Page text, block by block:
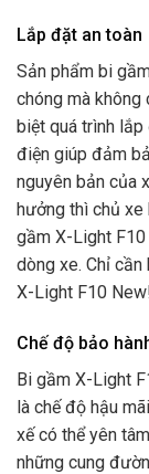
Lắp đặt an toàn
Sản phẩm bi
chóng mà
biệt quá trình
điện giúp đảm
nguyên bản của
hưởng thì chủ
gầm X-Light
dòng xe. Chỉ
X-Light F10
Chế độ bảo
Bi gầm X-Light
là chế độ hậu
xế có thể yên
những cung